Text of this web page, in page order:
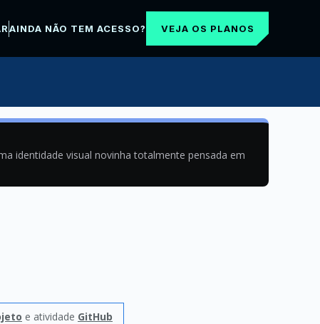
AINDA NÃO TEM ACESSO? VEJA OS PLANOS
identidade visual novinha totalmente pensada em
e atividade GitHub